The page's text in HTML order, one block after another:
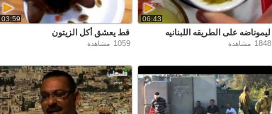
06:43
ليموناضه على الطريقه اللبنانيه
1848 مشاهدة
03:59
قط يعشق أكل الزيتون
1059 مشاهدة